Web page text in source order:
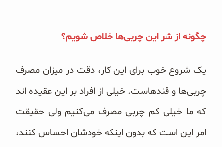
چگونه از شر این چربی‌ها خلاص شویم؟
یک شروع خوب برای این کار، دقت در میزان مصرف
چربی‌ها و قندهاست. خیلی از افراد بر این عقیده اند
که ما خیلی کم چربی مصرف می‌کنیم ولی حقیقت
امر این است که بدون اینکه خودشان احساس کنند،